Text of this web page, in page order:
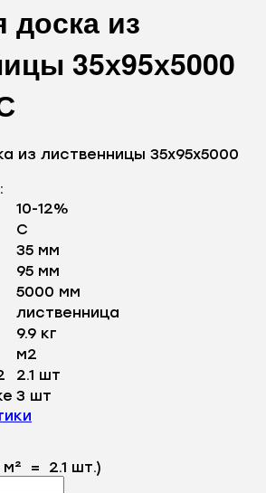
доска из
35х95х5000
10-12%
С
35 мм
95 мм
5000 мм
лиственница
9.9 кг
м2
2.1 шт
3 шт
м² = 2.1 шт.)